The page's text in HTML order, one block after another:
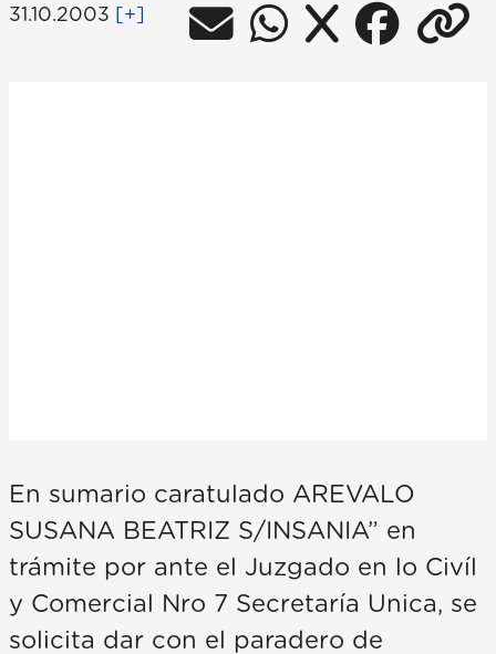
31.10.2003 [+]
En sumario caratulado AREVALO
SUSANA BEATRIZ S/INSANIA” en
trámite por ante el Juzgado en lo Civíl
y Comercial Nro 7 Secretaría Unica, se
solicita dar con el paradero de